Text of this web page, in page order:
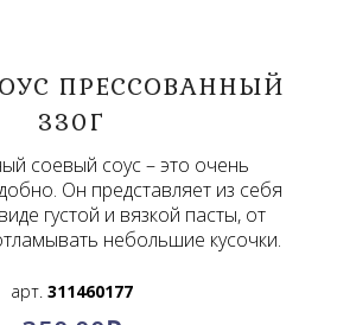
ПРЕССОВАННЫЙ
330Г
соевый соус – это очень
Он представляет из себя
густой и вязкой пасты, от
небольшие кусочки.
арт. 311460177